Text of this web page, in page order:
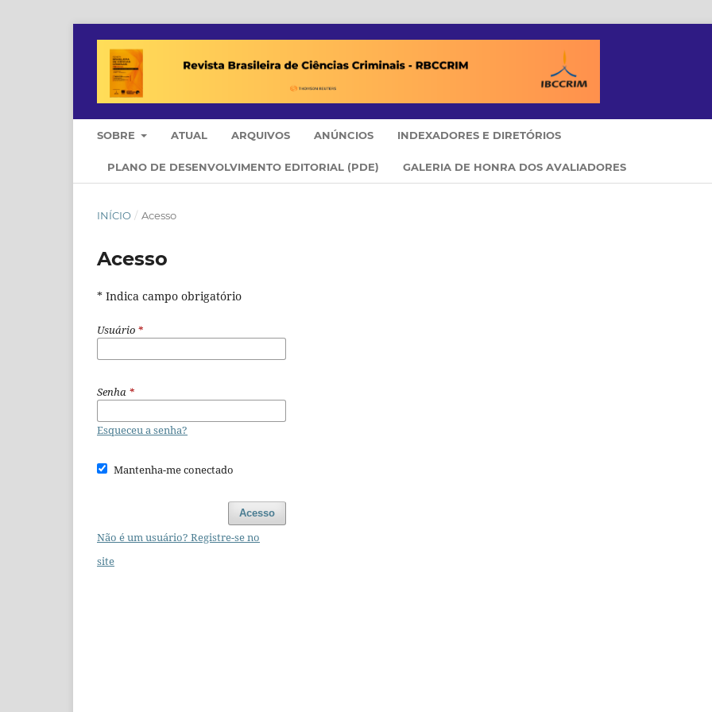
SOBRE ATUAL ARQUIVOS ANÚNCIOS INDEXADORES E DIRETÓRIOS
PLANO DE DESENVOLVIMENTO EDITORIAL (PDE) GALERIA DE HONRA DOS AVALIADORES
INÍCIO / Acesso
Acesso
* Indica campo obrigatório
Usuário *
Senha *
Esqueceu a senha?
Mantenha-me conectado
Acesso
Não é um usuário? Registre-se no
site